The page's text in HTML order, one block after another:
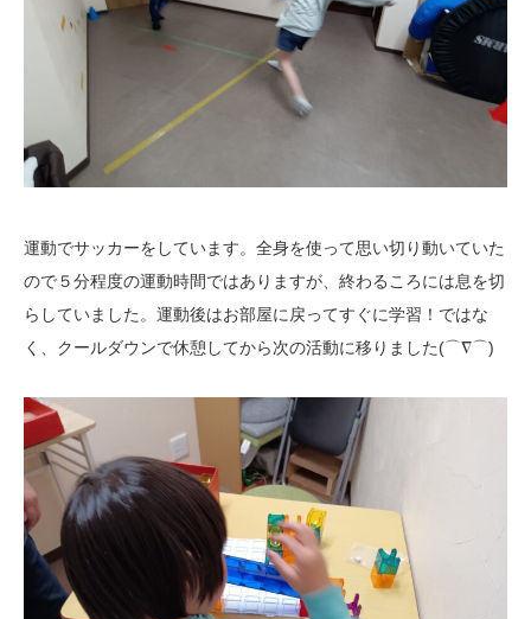
運動でサッカーをしています。全身を使って思い切り動いていた
ので５分程度の運動時間ではありますが、終わるころには息を切
らしていました。運動後はお部屋に戻ってすぐに学習！ではな
く、クールダウンで休憩してから次の活動に移りました(⌒∇⌒)